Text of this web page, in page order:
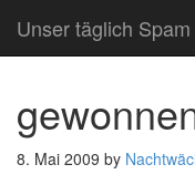
Unser täglich Spam
8. Mai 2009 by